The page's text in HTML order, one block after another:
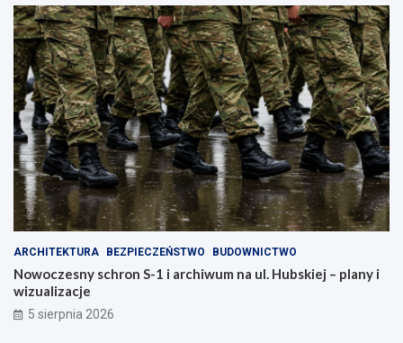
ARCHITEKTURA BEZPIECZEŃSTWO BUDOWNICTWO
Nowoczesny schron S-1 i archiwum na ul. Hubskiej – plany i
wizualizacje
5 sierpnia 2026